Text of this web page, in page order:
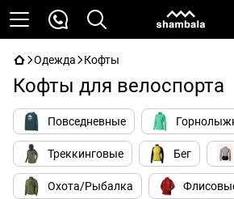
Одежда Кофты
Кофты для велоспорта
Повседневные
Треккинговые Бег
Охота/Рыбалка